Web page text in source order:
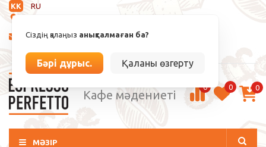
KK
RU
Сіздің қалаңыз анықталмаған ба?
Бәрі дұрыс. Қаланы өзгерту
info@espressoperfetto.kz
Кафе мәдениеті
0 0 0
МӘЗІР